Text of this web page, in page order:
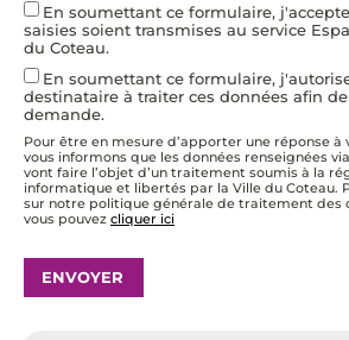
En soumettant ce formulaire,
saisies soient transmises au service
du Coteau.
En soumettant ce formulaire,
destinataire à traiter ces données afin
demande.
Pour être en mesure d’apporter une réponse à
vous informons que les données renseignées
vont faire l’objet d’un traitement soumis à la
informatique et libertés par la Ville du Coteau.
sur notre politique générale de traitement des
vous pouvez cliquer ici
ENVOYER